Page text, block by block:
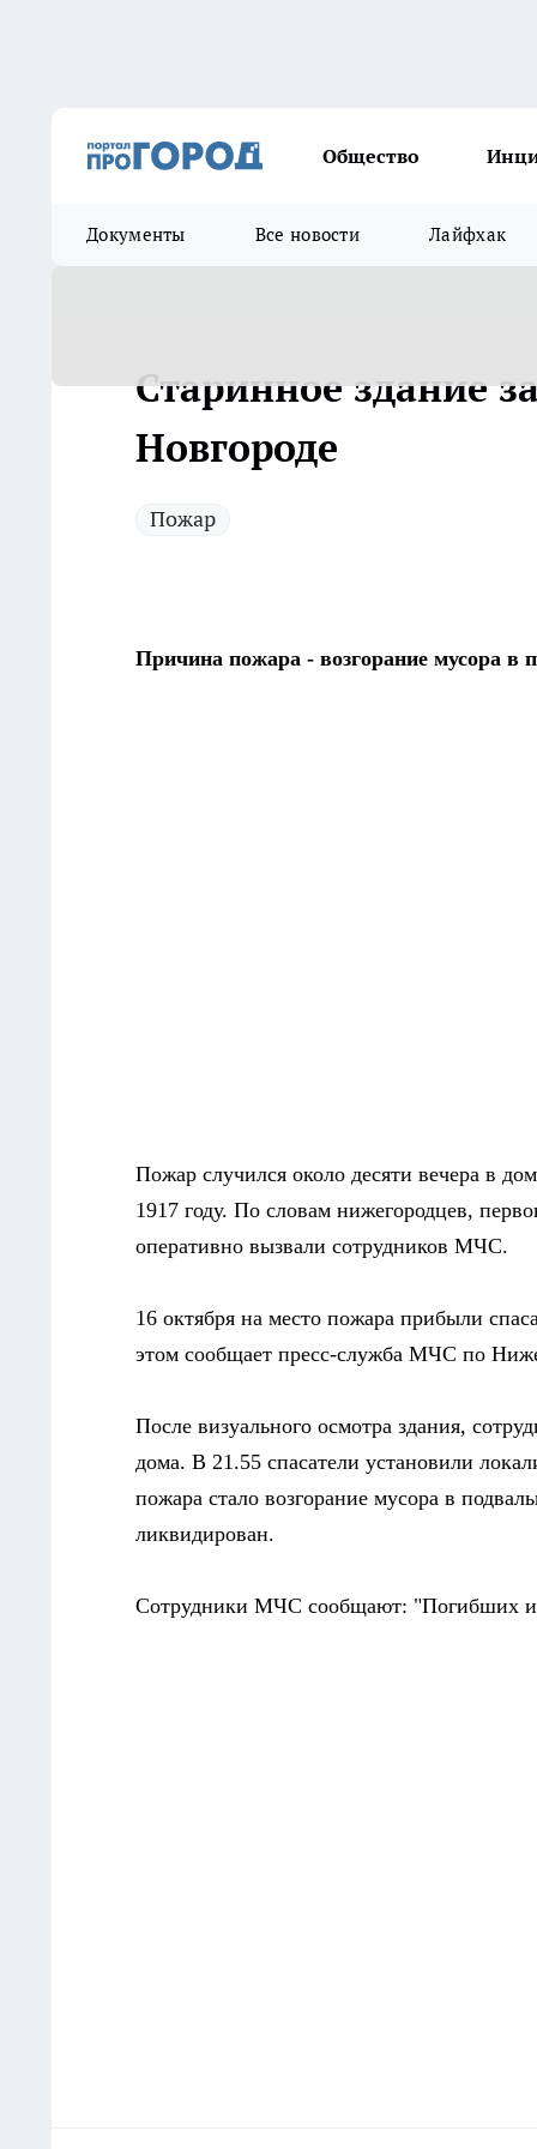
Общество
Документы Все новости Лайфхак
Старинное здание
Новгороде
Пожар
Причина пожара - возгорание мусора в
Пожар случился около десяти вечера в
1917 году. По словам нижегородцев,
оперативно вызвали сотрудников МЧС.
16 октября на место пожара прибыли
этом сообщает пресс-служба МЧС по
После визуального осмотра здания,
дома. В 21.55 спасатели установили
пожара стало возгорание мусора в
ликвидирован.
Сотрудники МЧС сообщают: "Погибших